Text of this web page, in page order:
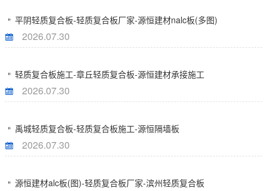
平阴轻质复合板-轻质复合板厂家-源恒建材nalc板(多图)
2026.07.30
轻质复合板施工-章丘轻质复合板-源恒建材承接施工
2026.07.30
禹城轻质复合板-轻质复合板施工-源恒隔墙板
2026.07.30
源恒建材alc板(图)-轻质复合板厂家-滨州轻质复合板